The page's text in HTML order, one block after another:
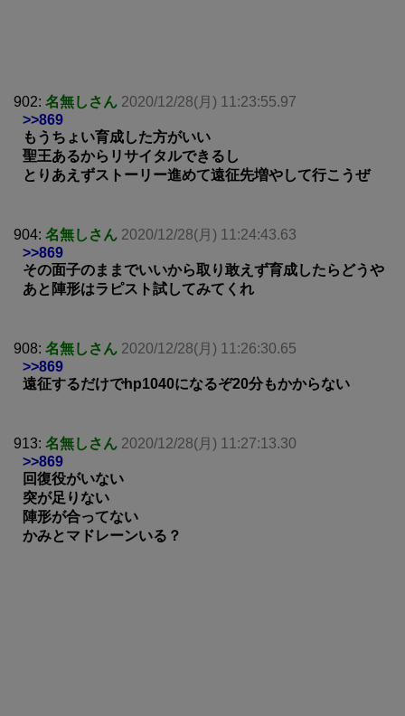
902: 名無しさん 2020/12/28(月) 11:23:55.97
>>869
もうちょい育成した方がいい
聖王あるからリサイタルできるし
とりあえずストーリー進めて遠征先増やして行こうぜ
904: 名無しさん 2020/12/28(月) 11:24:43.63
>>869
その面子のままでいいから取り敢えず育成したらどうや
あと陣形はラピスト試してみてくれ
908: 名無しさん 2020/12/28(月) 11:26:30.65
>>869
遠征するだけでhp1040になるぞ20分もかからない
913: 名無しさん 2020/12/28(月) 11:27:13.30
>>869
回復役がいない
突が足りない
陣形が合ってない
かみとマドレーンいる？